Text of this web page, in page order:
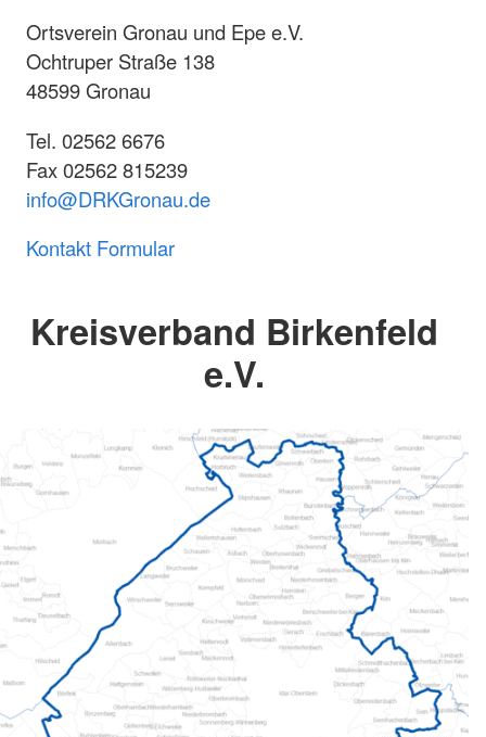
Ortsverein Gronau und Epe e.V.
Ochtruper Straße 138
48599 Gronau
Tel. 02562 6676
Fax 02562 815239
info@DRKGronau.de
Kontakt Formular
Kreisverband Birkenfeld
e.V.